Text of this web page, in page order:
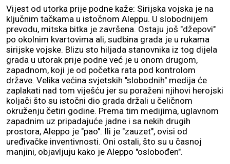
Vijest od utorka prije podne kaže: Sirijska vojska je na
ključnim tačkama u istočnom Aleppu. U slobodnijem
prevodu, mitska bitka je završena. Ostaju još "džepovi"
po okolnim kvartovima ali, sudbina grada je u rukama
sirijske vojske. Blizu sto hiljada stanovnika iz tog dijela
grada u utorak prije podne već je u onom drugom,
zapadnom, koji je od početka rata pod kontrolom
države. Velika većina svjetskih "slobodnih" medija će
zaplakati nad tom viješću jer su poraženi njihovi herojski
koljači što su istočni dio grada držali u čeličnom
okruženju četiri godine. Prema tim medijima, uglavnom
zapadnim uz pripadajuće jadne i sa nekih drugih
prostora, Aleppo je "pao". Ili je "zauzet", ovisi od
uređivačke inventivnosti. Oni ostali, što su u časnoj
manjini, objavljuju kako je Aleppo "oslobođen".